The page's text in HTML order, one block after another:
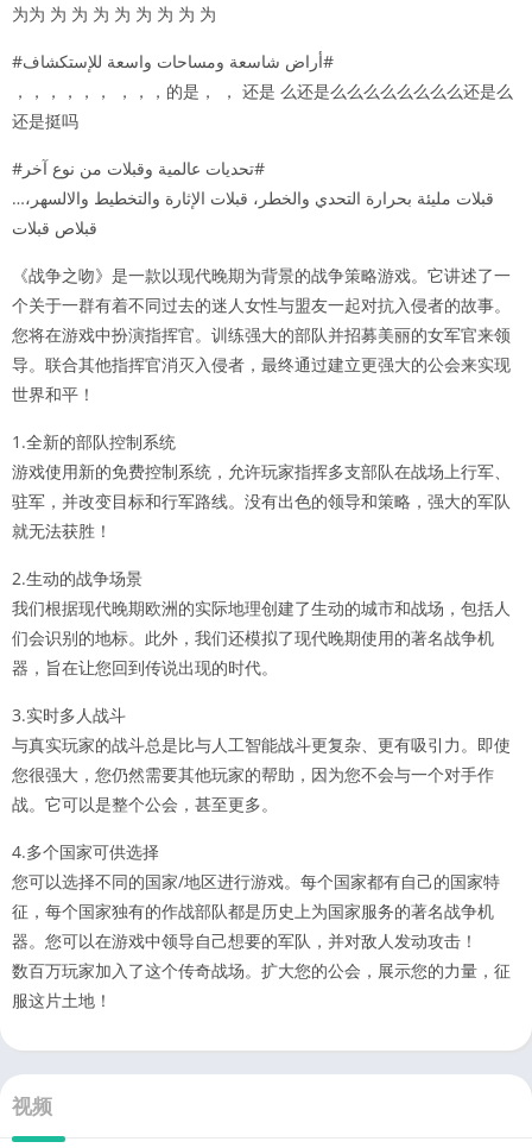
为为 为 为 为 为 为 为 为 为
#أراض شاسعة ومساحات واسعة للإستكشاف#
，，，，，， ，，，的是， ， 还是 么还是么么么么么么么么还是么
还是挺吗
#تحديات عالمية وقبلات من نوع آخر#
…قبلات مليئة بحرارة التحدي والخطر، قبلات الإثارة والتخطيط والالسهر،
قبلاص قبلات
《战争之吻》是一款以现代晚期为背景的战争策略游戏。它讲述了一
个关于一群有着不同过去的迷人女性与盟友一起对抗入侵者的故事。
您将在游戏中扮演指挥官。训练强大的部队并招募美丽的女军官来领
导。联合其他指挥官消灭入侵者，最终通过建立更强大的公会来实现
世界和平！
1.全新的部队控制系统
游戏使用新的免费控制系统，允许玩家指挥多支部队在战场上行军、
驻军，并改变目标和行军路线。没有出色的领导和策略，强大的军队
就无法获胜！
2.生动的战争场景
我们根据现代晚期欧洲的实际地理创建了生动的城市和战场，包括人
们会识别的地标。此外，我们还模拟了现代晚期使用的著名战争机
器，旨在让您回到传说出现的时代。
3.实时多人战斗
与真实玩家的战斗总是比与人工智能战斗更复杂、更有吸引力。即使
您很强大，您仍然需要其他玩家的帮助，因为您不会与一个对手作
战。它可以是整个公会，甚至更多。
4.多个国家可供选择
您可以选择不同的国家/地区进行游戏。每个国家都有自己的国家特
征，每个国家独有的作战部队都是历史上为国家服务的著名战争机
器。您可以在游戏中领导自己想要的军队，并对敌人发动攻击！
数百万玩家加入了这个传奇战场。扩大您的公会，展示您的力量，征
服这片土地！
视频